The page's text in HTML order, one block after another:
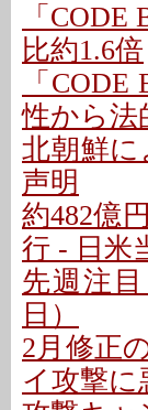
「
比約1.6倍
「
性から法
北朝鮮
声明
約482億
行 - 日米
先週注
日）
2月修正
イ攻撃に